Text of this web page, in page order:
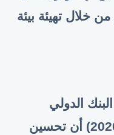
خلال تهيئة بيئة
الدولي
(2018) ومنظمة اليونسكو (2020) أن تحسين